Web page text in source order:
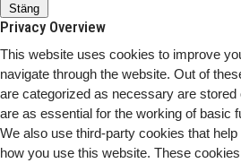
Stäng
Privacy Overview
This website uses cookies to improve
navigate through the website. Out of
are categorized as necessary are
are as essential for the working of basic
We also use third-party cookies that
how you use this website. These